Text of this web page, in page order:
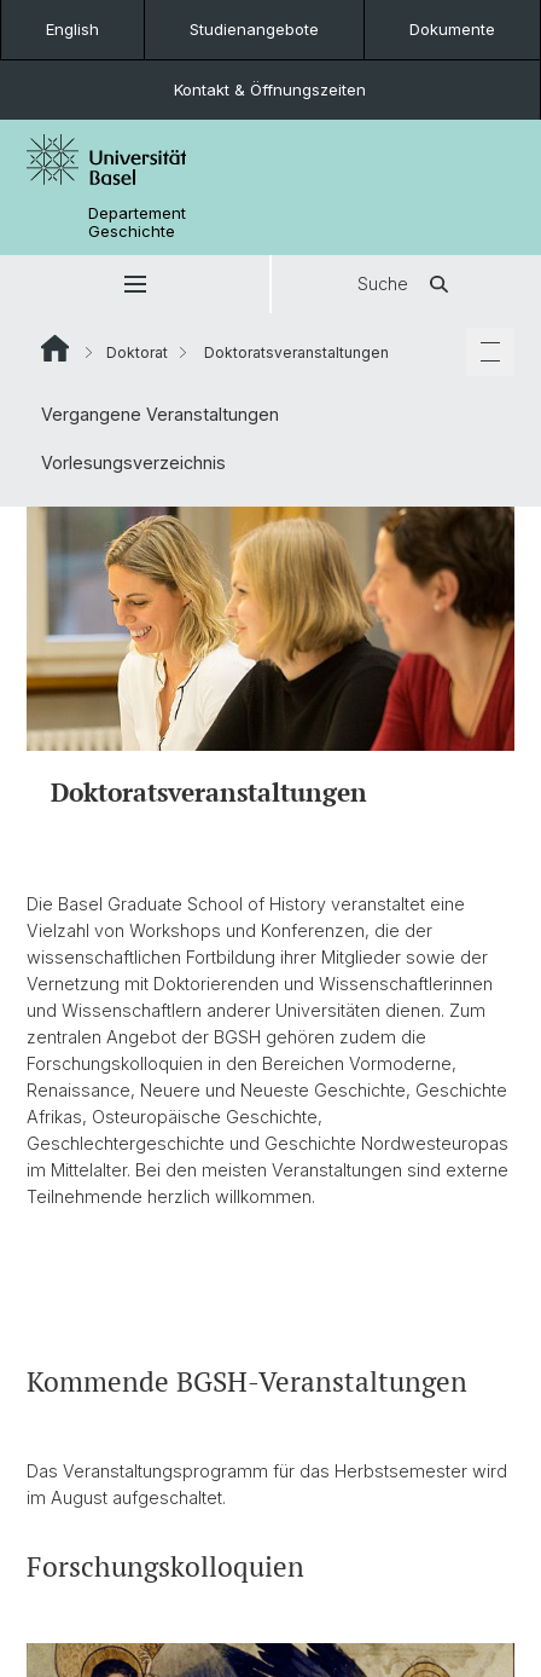
English Studienangebote Dokumente
Kontakt & Öffnungszeiten
Departement
Geschichte
Suche
Doktorat Doktoratsveranstaltungen
Vergangene Veranstaltungen
Vorlesungsverzeichnis
Doktoratsveranstaltungen
Die Basel Graduate School of History veranstaltet eine
Vielzahl von Workshops und Konferenzen, die der
wissenschaftlichen Fortbildung ihrer Mitglieder sowie der
Vernetzung mit Doktorierenden und Wissenschaftlerinnen
und Wissenschaftlern anderer Universitäten dienen. Zum
zentralen Angebot der BGSH gehören zudem die
Forschungskolloquien in den Bereichen Vormoderne,
Renaissance, Neuere und Neueste Geschichte, Geschichte
Afrikas, Osteuropäische Geschichte,
Geschlechtergeschichte und Geschichte Nordwesteuropas
im Mittelalter. Bei den meisten Veranstaltungen sind externe
Teilnehmende herzlich willkommen.
Kommende BGSH-Veranstaltungen
Das Veranstaltungsprogramm für das Herbstsemester wird
im August aufgeschaltet.
Forschungskolloquien